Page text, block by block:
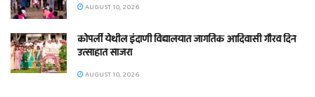
AUGUST 10, 2026
कोपर्ली येथील इंदाणी विद्यालयात जागतिक आदिवासी गौरव दिन
उत्साहात साजरा
AUGUST 10, 2026